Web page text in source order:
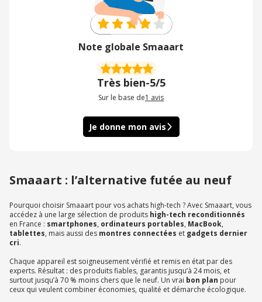
Note globale Smaaart
Très bien-5/5
Sur le base de1 avis
Je donne mon avis
Smaaart : l’alternative futée au neuf
Pourquoi choisir Smaaart pour vos achats high-tech ? Avec Smaaart, vous
accédez à une large sélection de produits high-tech reconditionnés
en France : smartphones, ordinateurs portables, MacBook,
tablettes, mais aussi des montres connectées et gadgets dernier
cri.
Chaque appareil est soigneusement vérifié et remis en état par des
experts. Résultat : des produits fiables, garantis jusqu’à 24 mois, et
surtout jusqu’à 70 % moins chers que le neuf. Un vrai bon plan pour
ceux qui veulent combiner économies, qualité et démarche écologique.